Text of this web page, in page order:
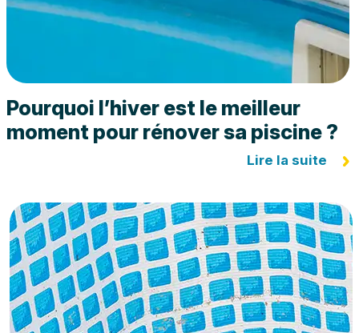
Pourquoi l’hiver est le meilleur
moment pour rénover sa piscine ?
Lire la suite